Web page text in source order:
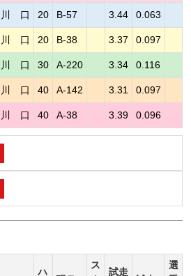
川 口 20 B-57 3.44 0.063
川 口 20 B-38 3.37 0.097
川 口 30 A-220 3.34 0.116
川 口 40 A-142 3.31 0.097
川 口 40 A-38 3.39 0.096
ハ
ス
試走
選